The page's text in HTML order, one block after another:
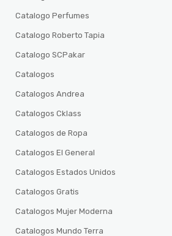
Catalogo Perfumes
Catalogo Roberto Tapia
Catalogo SCPakar
Catalogos
Catalogos Andrea
Catalogos Cklass
Catalogos de Ropa
Catalogos El General
Catalogos Estados Unidos
Catalogos Gratis
Catalogos Mujer Moderna
Catalogos Mundo Terra